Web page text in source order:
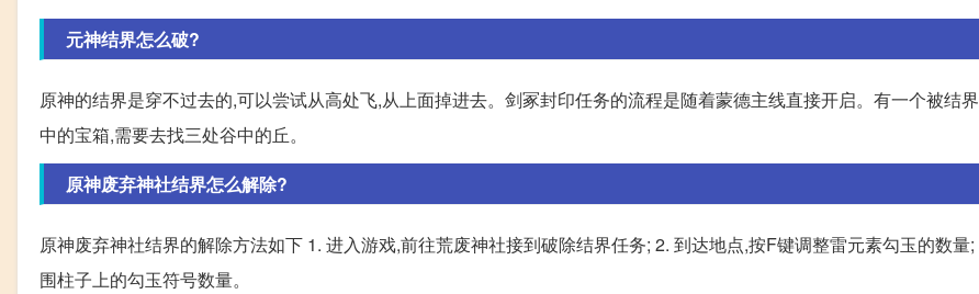
元神结界怎么破?
原神的结界是穿不过去的,可以尝试从高处飞,从上面掉进去。剑冢封印任务的流程是随着蒙德主线直接开启。有一个被结
中的宝箱,需要去找三处谷中的丘。
原神废弃神社结界怎么解除?
原神废弃神社结界的解除方法如下 1. 进入游戏,前往荒废神社接到破除结界任务; 2. 到达地点,按F键调整雷元素勾玉的数量
围柱子上的勾玉符号数量。